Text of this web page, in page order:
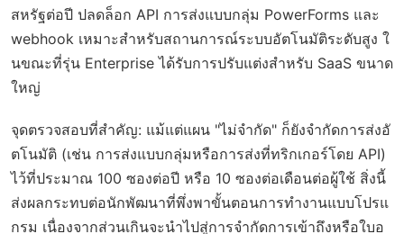
สหรัฐต่อปี ปลดล็อก API การส่งแบบกลุ่ม PowerForms และ
webhook เหมาะสำหรับสถานการณ์ระบบอัตโนมัติระดับสูง ใ
นขณะที่รุ่น Enterprise ได้รับการปรับแต่งสำหรับ SaaS ขนาด
ใหญ่
จุดตรวจสอบที่สำคัญ: แม้แต่แผน "ไม่จำกัด" ก็ยังจำกัดการส่งอั
ตโนมัติ (เช่น การส่งแบบกลุ่มหรือการส่งที่ทริกเกอร์โดย API)
ไว้ที่ประมาณ 100 ซองต่อปี หรือ 10 ซองต่อเดือนต่อผู้ใช้ สิ่งนี้
ส่งผลกระทบต่อนักพัฒนาที่พึ่งพาขั้นตอนการทำงานแบบโปรแ
กรม เนื่องจากส่วนเกินจะนำไปสู่การจำกัดการเข้าถึงหรือใบอ